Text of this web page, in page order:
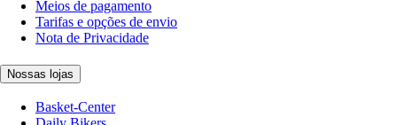
Meios de pagamento
Tarifas e opções de envio
Nota de Privacidade
Nossas lojas
Basket-Center